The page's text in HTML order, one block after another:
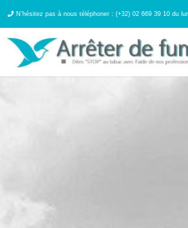
N’hésitez pas à nous téléphoner : (+32) 02 669 39 10 du